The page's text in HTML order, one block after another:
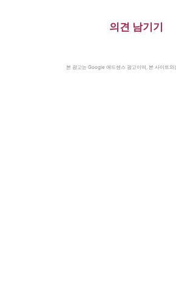
의견 남기기
본 광고는 Google 애드센스 광고이며, 본 사이트와